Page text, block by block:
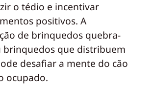
o tédio e incentivar
positivos. A
de brinquedos quebra-
brinquedos que distribuem
desafiar a mente do cão
ocupado.